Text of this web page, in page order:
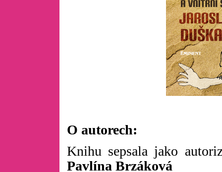
O autorech:
Knihu sepsala jako
Pavlína Brzáková